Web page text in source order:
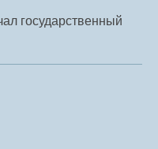
государственный